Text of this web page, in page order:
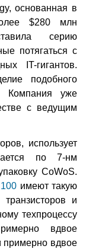
основанная в
$280 млн
серию
потягаться с
IT-гигантов.
подобного
Компания уже
с ведущим
использует
по 7-нм
CoWoS.
имеют такую
и
техпроцессу
вдвое
примерно вдвое